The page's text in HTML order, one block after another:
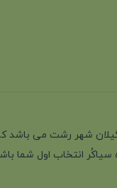
... در استان سرسبز گیلان شهر
انتخاب اول شما